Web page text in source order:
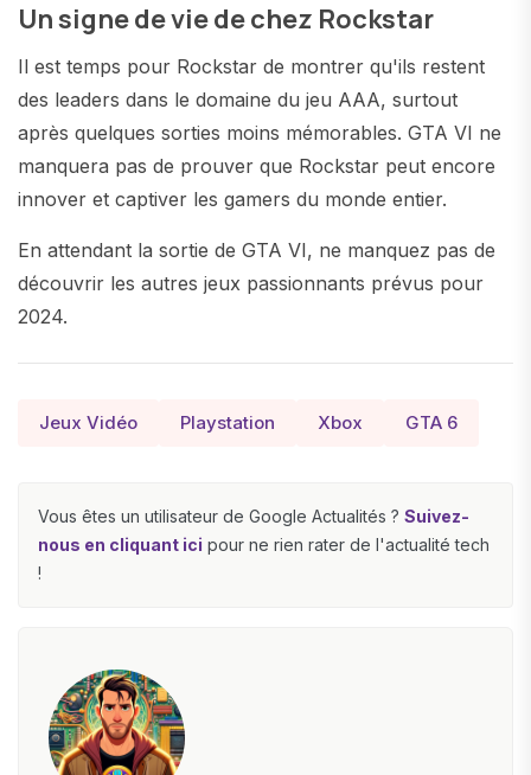
Un signe de vie de chez Rockstar
Il est temps pour Rockstar de montrer qu'ils restent
des leaders dans le domaine du jeu AAA, surtout
après quelques sorties moins mémorables. GTA VI ne
manquera pas de prouver que Rockstar peut encore
innover et captiver les gamers du monde entier.
En attendant la sortie de GTA VI, ne manquez pas de
découvrir les autres jeux passionnants prévus pour
2024.
Jeux Vidéo Playstation Xbox GTA 6
Vous êtes un utilisateur de Google Actualités ? Suivez-
nous en cliquant ici pour ne rien rater de l'actualité tech
!